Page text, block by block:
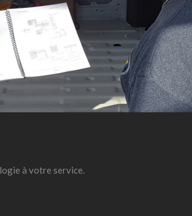
à votre service.